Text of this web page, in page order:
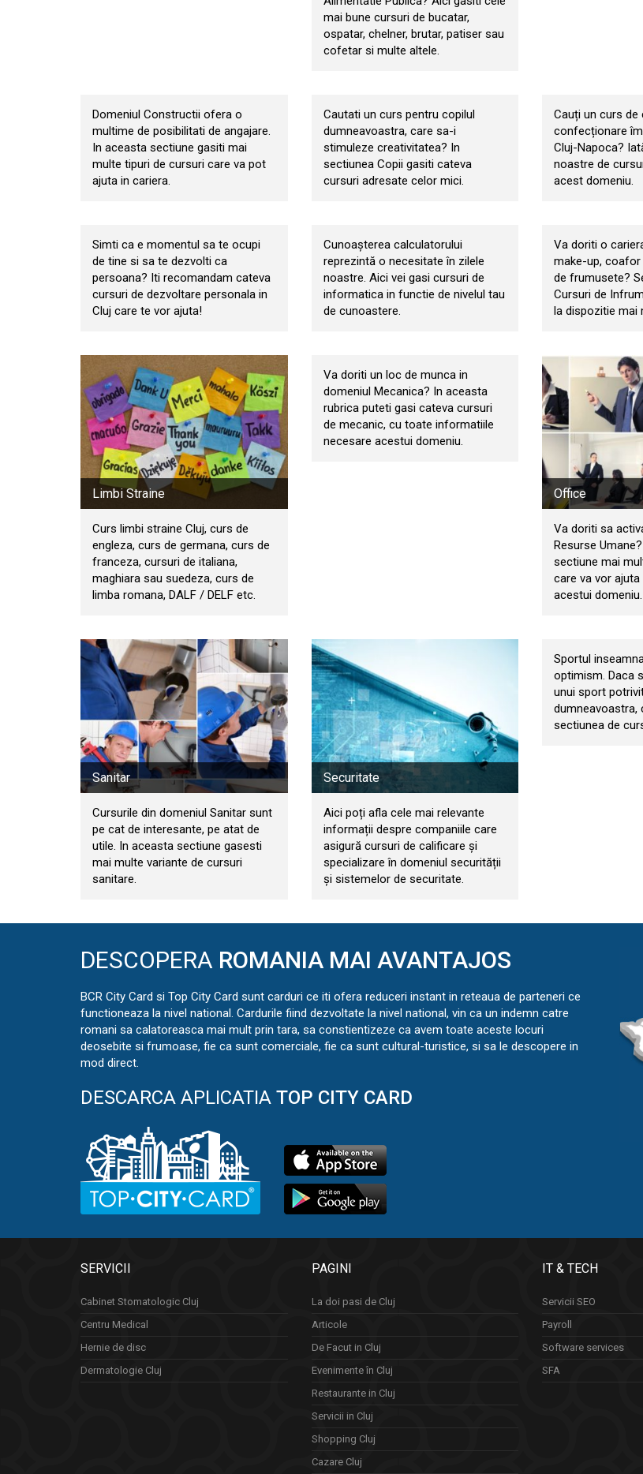
mai bune cursuri de bucatar,
ospatar, chelner, brutar, patiser sau
cofetar si multe altele.
Domeniul Constructii ofera o
multime de posibilitati de angajare.
In aceasta sectiune gasiti mai
multe tipuri de cursuri care va pot
ajuta in cariera.
Cautati un curs pentru copilul
dumneavoastra, care sa-i
stimuleze creativitatea? In
sectiunea Copii gasiti cateva
cursuri adresate celor mici.
Cauți un curs de
confecționare
Cluj-Napoca?
noastre de
acest domeniu.
Simti ca e momentul sa te ocupi
de tine si sa te dezvolti ca
persoana? Iti recomandam cateva
cursuri de dezvoltare personala in
Cluj care te vor ajuta!
Cunoaşterea calculatorului
reprezintă o necesitate în zilele
noastre. Aici vei gasi cursuri de
informatica in functie de nivelul tau
de cunoastere.
Va doriti o
make-up,
de frumusete?
Cursuri de
la dispozitie mai
Limbi Straine
Curs limbi straine Cluj, curs de
engleza, curs de germana, curs de
franceza, cursuri de italiana,
maghiara sau suedeza, curs de
limba romana, DALF / DELF etc.
Va doriti un loc de munca in
domeniul Mecanica? In aceasta
rubrica puteti gasi cateva cursuri
de mecanic, cu toate informatiile
necesare acestui domeniu.
Office
Va doriti sa
Resurse
sectiune mai
care va vor
acestui domeniu.
Sanitar
Cursurile din domeniul Sanitar sunt
pe cat de interesante, pe atat de
utile. In aceasta sectiune gasesti
mai multe variante de cursuri
sanitare.
Securitate
Aici poți afla cele mai relevante
informații despre companiile care
asigură cursuri de calificare și
specializare în domeniul securității
și sistemelor de securitate.
Sportul
optimism. Daca
unui sport
dumneavoastra,
sectiunea de
DESCOPERA ROMANIA MAI AVANTAJOS
BCR City Card si Top City Card sunt carduri ce iti ofera reduceri instant in reteaua de parteneri ce
functioneaza la nivel national. Cardurile fiind dezvoltate la nivel national, vin ca un indemn catre
romani sa calatoreasca mai mult prin tara, sa constientizeze ca avem toate aceste locuri
deosebite si frumoase, fie ca sunt comerciale, fie ca sunt cultural-turistice, si sa le descopere in
mod direct.
DESCARCA APLICATIA TOP CITY CARD
SERVICII
Cabinet Stomatologic Cluj
Centru Medical
Hernie de disc
Dermatologie Cluj
PAGINI
La doi pasi de Cluj
Articole
De Facut in Cluj
Evenimente în Cluj
Restaurante in Cluj
Servicii in Cluj
Shopping Cluj
Cazare Cluj
IT & TECH
Servicii SEO
Payroll
Software services
SFA